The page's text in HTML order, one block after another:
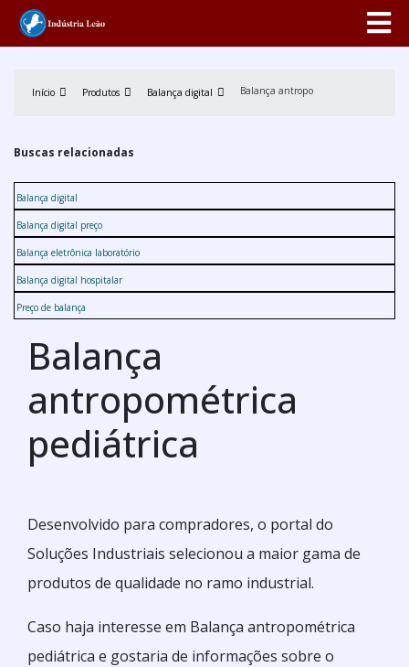
Início Produtos Balança digital Balança antropométrica pediátrica
Buscas relacionadas
Balança digital
Balança digital preço
Balança eletrônica laboratório
Balança digital hospitalar
Preço de balança
Balança
antropométrica
pediátrica
Desenvolvido para compradores, o portal do
Soluções Industriais selecionou a maior gama de
produtos de qualidade no ramo industrial.
Caso haja interesse em Balança antropométrica
pediátrica e gostaria de informações sobre o